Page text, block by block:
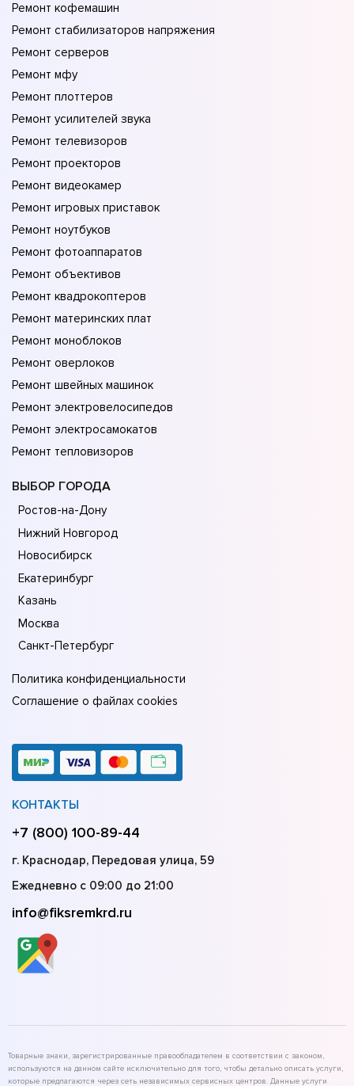
Ремонт кофемашин
Ремонт стабилизаторов напряжения
Ремонт серверов
Ремонт мфу
Ремонт плоттеров
Ремонт усилителей звука
Ремонт телевизоров
Ремонт проекторов
Ремонт видеокамер
Ремонт игровых приставок
Ремонт ноутбуков
Ремонт фотоаппаратов
Ремонт объективов
Ремонт квадрокоптеров
Ремонт материнских плат
Ремонт моноблоков
Ремонт оверлоков
Ремонт швейных машинок
Ремонт электровелосипедов
Ремонт электросамокатов
Ремонт тепловизоров
ВЫБОР ГОРОДА
Ростов-на-Дону
Нижний Новгород
Новосибирск
Екатеринбург
Казань
Москва
Санкт-Петербург
Политика конфиденциальности
Соглашение о файлах cookies
КОНТАКТЫ
+7 (800) 100-89-44
г. Краснодар, Передовая улица, 59
Ежедневно с 09:00 до 21:00
info@fiksremkrd.ru
Товарные знаки, зарегистрированные правообладателем в соответствии с законом,
используются на данном сайте исключительно для того, чтобы детально описать услуги,
которые предлагаются через сеть независимых сервисных центров. Данные услуги